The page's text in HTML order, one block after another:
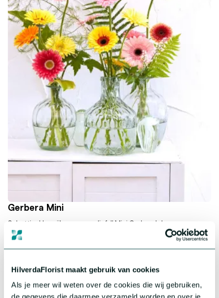
HilverdaFlorist maakt gebruik van cookies
Als je meer wil weten over de cookies die wij gebruiken,
Gerbera Mini
Schattig, kleurrijk en zeer geliefd! Mini Gerbera's brengen
vreugde als geen ander. Onze collectie biedt sterke en
krachtige genetica, allemaal in prachtige kleuren. Omarm de
kleine schatten je assortiment verrijken.